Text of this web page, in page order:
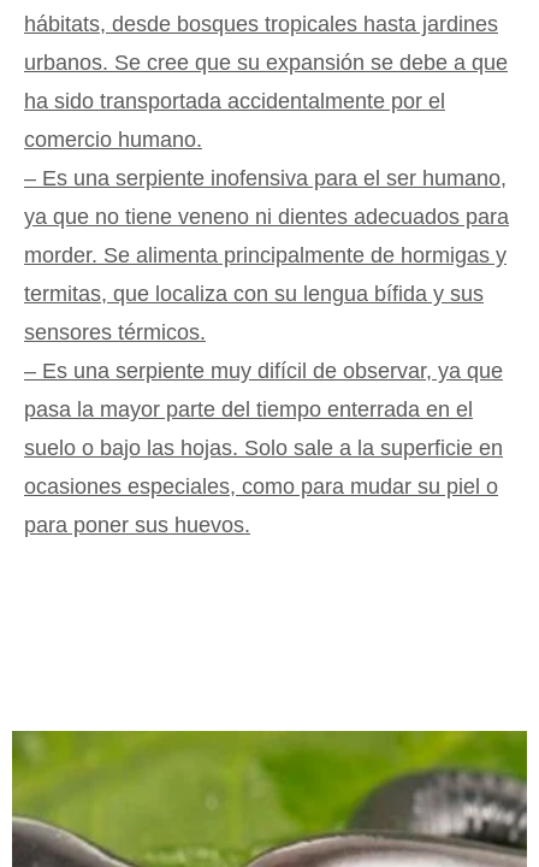
hábitats, desde bosques tropicales hasta jardines
urbanos. Se cree que su expansión se debe a que
ha sido transportada accidentalmente por el
comercio humano.
– Es una serpiente inofensiva para el ser humano,
ya que no tiene veneno ni dientes adecuados para
morder. Se alimenta principalmente de hormigas y
termitas, que localiza con su lengua bífida y sus
sensores térmicos.
– Es una serpiente muy difícil de observar, ya que
pasa la mayor parte del tiempo enterrada en el
suelo o bajo las hojas. Solo sale a la superficie en
ocasiones especiales, como para mudar su piel o
para poner sus huevos.